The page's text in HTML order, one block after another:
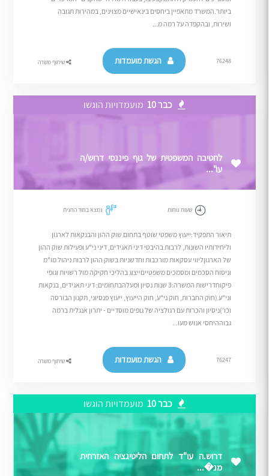
ביותר.המשרד מתאפיין ביחסים בינאישיים מצוינים, במהירות תגובה
ושירות, ובהקפדה על רמה מ...
76248 הגשת מועמדות שיתוף משרה
כבר 10 מועמדויות הוגשו
לחטיבה המשפטית של גוף פיננסי דרוש/ה
עו"...
שעות נוחות נמצא בחוד החנית
תיאור התפקיד:ייעוץ משפטי שוטף בתחום שוק ההון והבנקאות לארגון
וליחידותיו השונות, לרבות בהיבטי דיני תאגידים, דיני ני"ע ופעילות שוק ההון
של הארגוןליווי עסקאות מורכבות וחדשניות בשוק ההון לרבות ניהול מו"מ
וניסוח הסכמים ומסמכים משפטייםייצוג בהליכי חקיקה מול רשויות וגופי
פיקוחדרישות המשרה:3 שנות נסיון ומעלהבתחומים: דיני תאגידים, בנקאות
וני"ע (חוק החברות, חוק ני"ע, חוק הייעוץ, ייעוץ פנסיוני, תקנון הבורסה
וכו')ניסיון והכרות עם רגולציה של גופים מוסדיים - יתרון אנגלית ברמה
גבוההיחסי אנוש מעו...
76247 הגשת מועמדות שיתוף משרה
כבר 10 מועמדויות הוגשו
דרוש.ה עו"ד לתחום הליטיגציה האזרחית
מנ�...